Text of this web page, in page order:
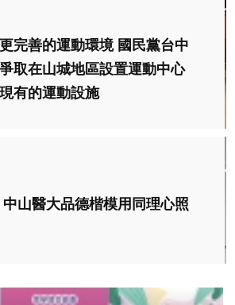
完善的運動環境 國民黨台中
取在山城地區設置運動中心
有的運動設施
山醫大品德楷模用同理心照